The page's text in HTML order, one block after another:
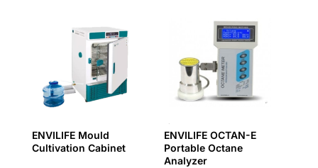
ENVILIFE Mould
Cultivation Cabinet
ENVILIFE OCTAN-E
Portable Octane
Analyzer